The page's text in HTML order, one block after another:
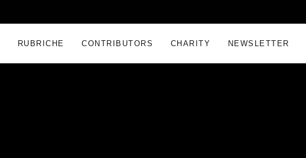
RUBRICHE CONTRIBUTORS CHARITY NEWSLETTER